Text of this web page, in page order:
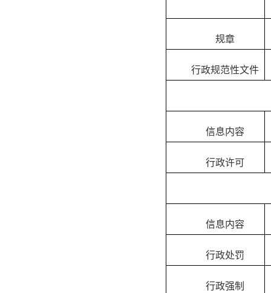
规章
行政规范性文件
信息内容
行政许可
信息内容
行政处罚
行政强制